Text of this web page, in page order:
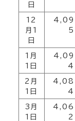
日
12
月1
日
4,09
5
1月
1日
4,09
4
2月
1日
4,08
4
3月
1日
4,06
2